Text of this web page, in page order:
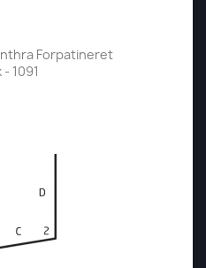
Forpatineret
- 1091